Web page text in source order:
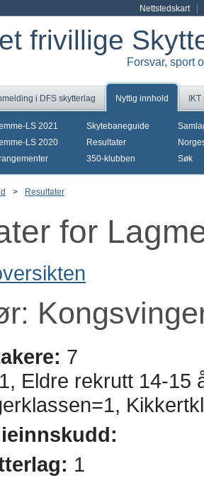
Nettstedskart
frivillige
Forsvar, sport
i DFS skytterlag Nyttig innhold
LS 2021
LS 2020
Skytebaneguide
Resultater
350-klubben
Søk
> Resultater
for
7
Eldre rekrutt 14-15
1